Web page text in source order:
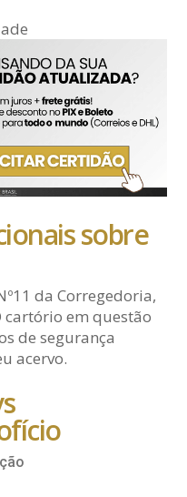
sobre
da Corregedoria,
cartório em questão
de segurança
acervo.